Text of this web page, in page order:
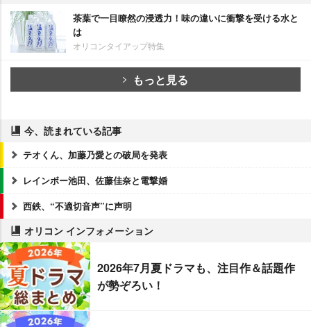
茶葉で一目瞭然の浸透力！味の違いに衝撃を受ける水と
は
オリコンタイアップ特集
もっと見る
今、読まれている記事
テオくん、加藤乃愛との破局を発表
レインボー池田、佐藤佳奈と電撃婚
西鉄、“不適切音声”に声明
オリコン インフォメーション
2026年7月夏ドラマも、注目作＆話題作
が勢ぞろい！